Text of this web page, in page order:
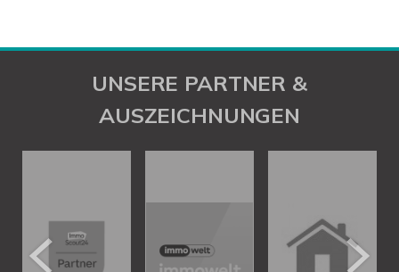
UNSERE PARTNER &
AUSZEICHNUNGEN